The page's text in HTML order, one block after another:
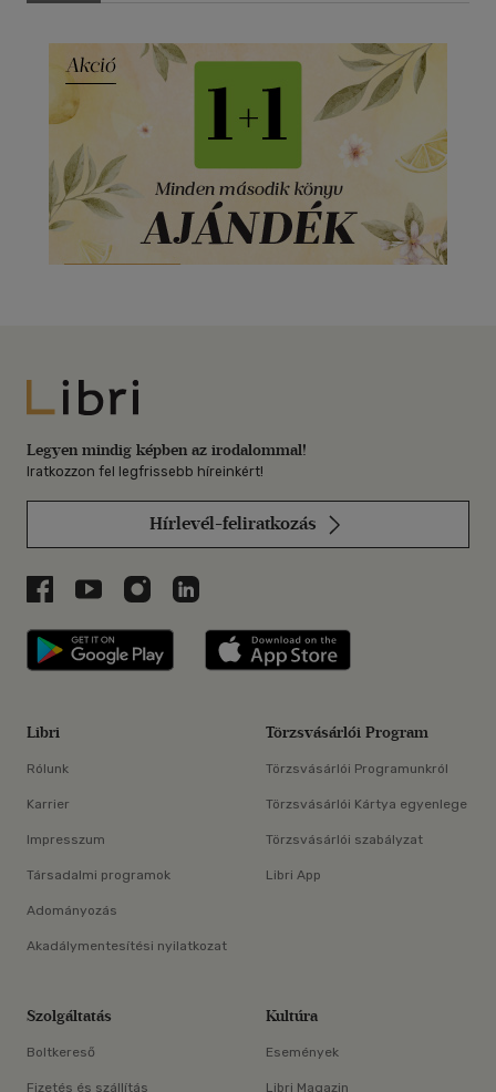
Libri
Legyen mindig képben az irodalommal!
Iratkozzon fel legfrissebb híreinkért!
Hírlevél-feliratkozás
Libri a Facebookon
Libri a Youtube-on
Libri az Instagramon
Libri a LinkedInen
Libri applikáció Szerezd meg: Google
Libri
Rólunk
Karrier
Impresszum
Társadalmi programok
Adományozás
Akadálymentesítési nyilatkozat
Törzsvásárlói Program
Törzsvásárlói Programunkról
Törzsvásárlói Kártya egyenlege
Törzsvásárlói szabályzat
Libri App
Szolgáltatás
Boltkereső
Fizetés és szállítás
Kultúra
Események
Libri Magazin